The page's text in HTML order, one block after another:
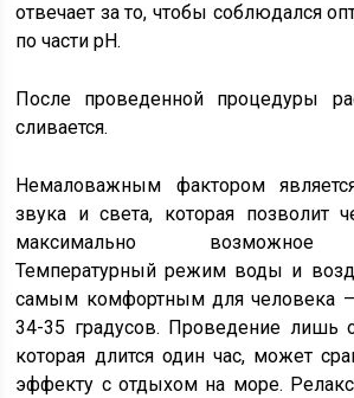
отвечает за то, чтобы соблюдался
по части pH.
После проведенной процедуры
сливается.
Немаловажным фактором
звука и света, которая позволит
максимально возможное
Температурный режим воды и
самым комфортным для человека –
34-35 градусов. Проведение лишь
которая длится один час, может
эффекту с отдыхом на море.